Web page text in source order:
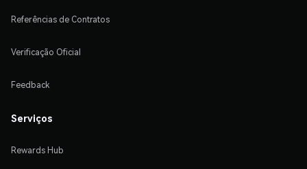
Referências de Contratos
Verificação Oficial
Feedback
Serviços
Rewards Hub